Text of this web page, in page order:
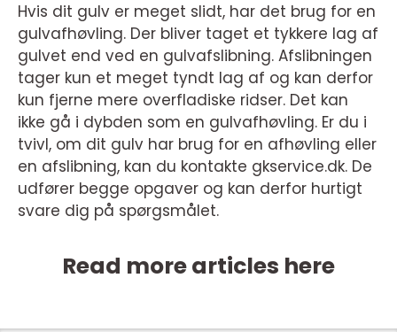
Hvis dit gulv er meget slidt, har det brug for en
gulvafhøvling. Der bliver taget et tykkere lag af
gulvet end ved en gulvafslibning. Afslibningen
tager kun et meget tyndt lag af og kan derfor
kun fjerne mere overfladiske ridser. Det kan
ikke gå i dybden som en gulvafhøvling. Er du i
tvivl, om dit gulv har brug for en afhøvling eller
en afslibning, kan du kontakte gkservice.dk. De
udfører begge opgaver og kan derfor hurtigt
svare dig på spørgsmålet.
Read more articles here